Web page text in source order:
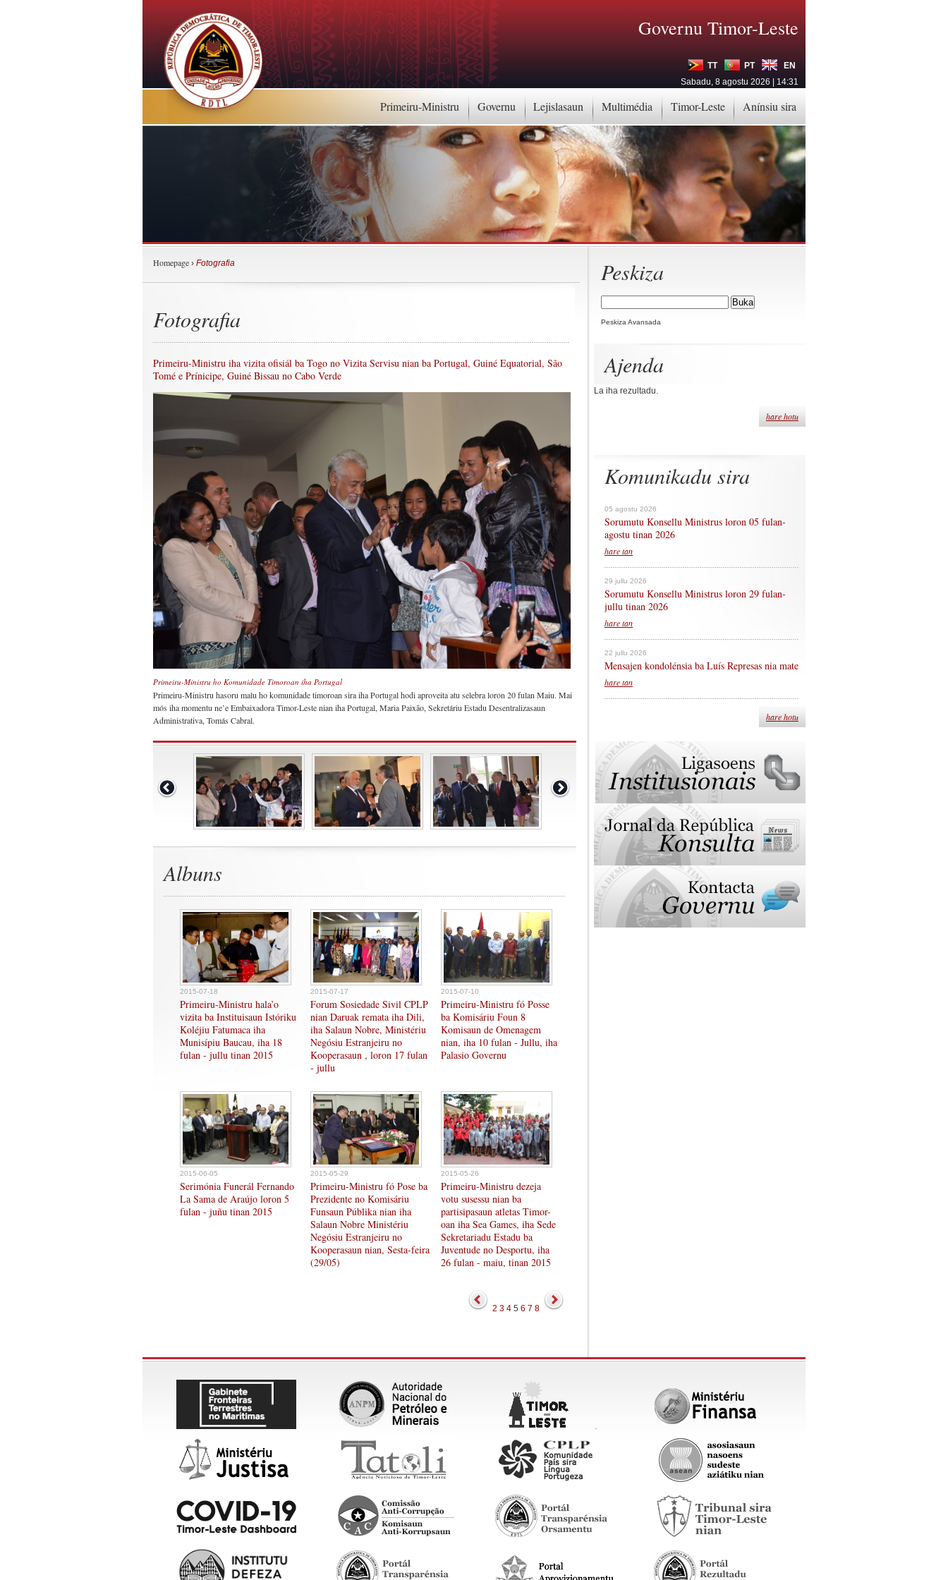
Primeiru-Ministru Governu Lejislasaun Multimédia Timor-Leste Anínsiu sira
Governu Timor-Leste
TT PT
EN
Sabadu, 8 agostu 2026 | 14:31
Peskiza
Peskiza Avansada
Ajenda
La iha rezultadu.
hare hotu
Komunikadu sira
05 agostu 2026
Sorumutu Konsellu Ministrus loron 05 fulan-
agostu tinan 2026
hare tan
29 jullu 2026
Sorumutu Konsellu Ministrus loron 29 fulan-
jullu tinan 2026
hare tan
22 jullu 2026
Mensajen kondolénsia ba Luís Represas nia mate
hare tan
hare hotu
Homepage › Fotografia
Fotografia
Primeiru-Ministru iha vizita ofisiál ba Togo no Vizita Servisu nian ba Portugal, Guiné Equatorial, São
Tomé e Prínicipe, Guiné Bissau no Cabo Verde
Primeiru-Ministru ho Komunidade Timoroan iha Portugal
Primeiru-Ministru hasoru malu ho komunidade timoroan sira iha Portugal hodi aproveita atu selebra loron 20 fulan Maiu. Mai
mós iha momentu ne’e Embaixadora Timor-Leste nian iha Portugal, Maria Paixão, Sekretáriu Estadu Desentralizasaun
Administrativa, Tomás Cabral.
Albuns
2015-07-18
Primeiru-Ministru hala’o
vizita ba Instituisaun Istóriku
Koléjiu Fatumaca iha
Munisípiu Baucau, iha 18
fulan - jullu tinan 2015
2015-07-17
Forum Sosiedade Sivil CPLP
nian Daruak remata iha Dili,
iha Salaun Nobre, Ministériu
Negósiu Estranjeiru no
Kooperasaun , loron 17 fulan
- jullu
2015-07-10
Primeiru-Ministru fó Posse
ba Komisáriu Foun 8
Komisaun de Omenagem
nian, iha 10 fulan - Jullu, iha
Palasio Governu
2015-06-05
Serimónia Funerál Fernando
La Sama de Araújo loron 5
fulan - juñu tinan 2015
2015-05-29
Primeiru-Ministru fó Pose ba
Prezidente no Komisáriu
Funsaun Públika nian iha
Salaun Nobre Ministériu
Negósiu Estranjeiru no
Kooperasaun nian, Sesta-feira
(29/05)
2015-05-26
Primeiru-Ministru dezeja
votu susessu nian ba
partisipasaun atletas Timor-
oan iha Sea Games, iha Sede
Sekretariadu Estadu ba
Juventude no Desportu, iha
26 fulan - maiu, tinan 2015
2 3 4 5 6 7 8